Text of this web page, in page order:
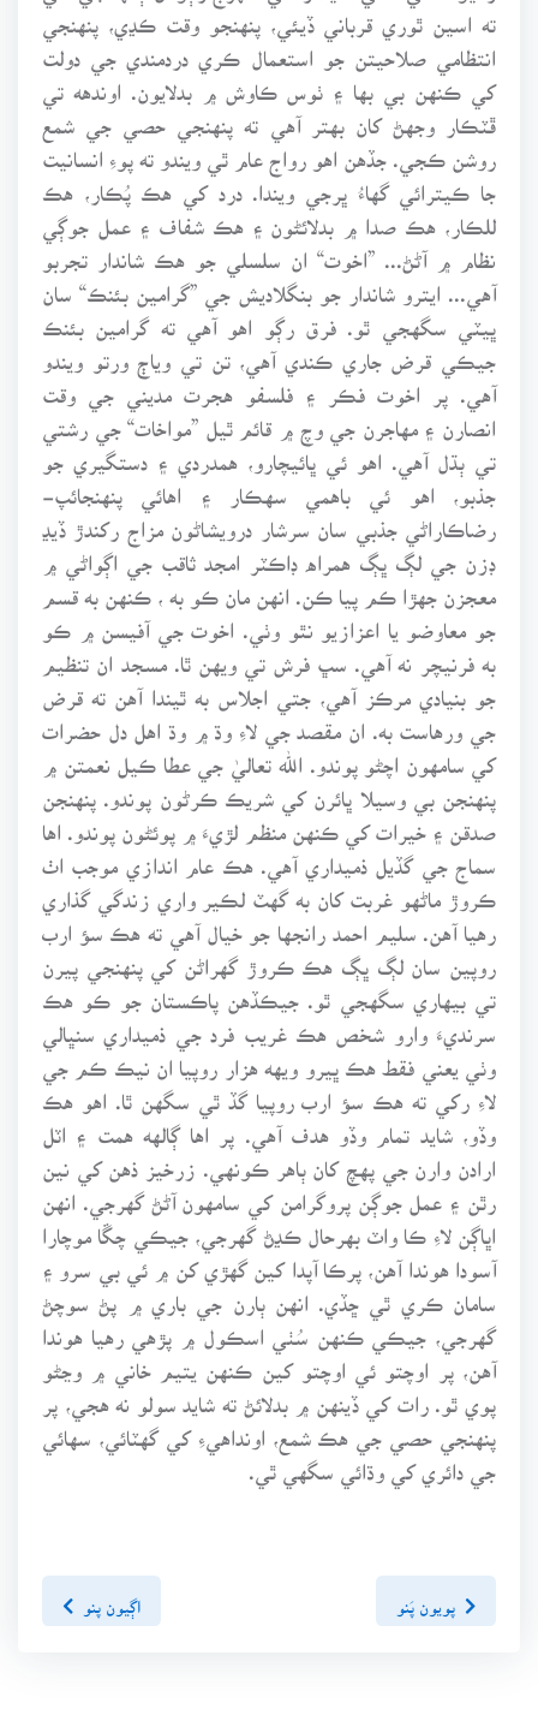
ته اسين ٿوري قرباني ڏيئي، پنهنجو وقت ڪڍي، پنهنجي
انتظامي صلاحيتن جو استعمال ڪري دردمندي جي دولت
کي ڪنهن بي بها ۽ ٺوس ڪاوش ۾ بدلايون. اوندهه تي
ڦٽڪار وجهڻ کان بهتر آهي ته پنهنجي حصي جي شمع
روشن ڪجي. جڏهن اهو رواج عام ٿي ويندو ته پوءِ انسانيت
جا ڪيترائي گهاءُ ڀرجي ويندا. درد کي هڪ پُڪار، هڪ
للڪار، هڪ صدا ۾ بدلائڻون ۽ هڪ شفاف ۽ عمل جوڳي
نظام ۾ آڻڻ... ”اخوت“ ان سلسلي جو هڪ شاندار تجربو
آهي... ايترو شاندار جو بنگلاديش جي ”گرامين بئنڪ“ سان
ڀيٽي سگهجي ٿو. فرق رڳو اهو آهي ته گرامين بئنڪ
جيڪي قرض جاري ڪندي آهي، تن تي وياڄ ورتو ويندو
آهي. پر اخوت فڪر ۽ فلسفو هجرت مديني جي وقت
انصارن ۽ مهاجرن جي وچ ۾ قائم ٿيل ”مواخات“ جي رشتي
تي ٻڌل آهي. اهو ئي ڀائيچارو، همدردي ۽ دستگيري جو
جذبو، اهو ئي باهمي سهڪار ۽ اهائي پنهنجائپ-
رضاڪاراڻي جذبي سان سرشار درويشاڻون مزاج رکندڙ ڏيڍ
ڊزن جي لڳ ڀڳ همراه ڊاڪٽر امجد ثاقب جي اڳواڻي ۾
معجزن جهڙا ڪم پيا ڪن. انهن مان ڪو به ، ڪنهن به قسم
جو معاوضو يا اعزازيو نٿو وٺي. اخوت جي آفيسن ۾ ڪو
به فرنيچر نه آهي. سڀ فرش تي ويهن ٿا. مسجد ان تنظيم
جو بنيادي مرڪز آهي، جتي اجلاس به ٿيندا آهن ته قرض
جي ورهاست به. ان مقصد جي لاءِ وڌ ۾ وڌ اهل دل حضرات
کي سامهون اچڻو پوندو. الله تعاليٰ جي عطا ڪيل نعمتن ۾
پنهنجن بي وسيلا ڀائرن کي شريڪ ڪرڻون پوندو. پنهنجن
صدقن ۽ خيرات کي ڪنهن منظم لڙيءَ ۾ پوئڻون پوندو. اها
سماج جي گڏيل ذميداري آهي. هڪ عام اندازي موجب اٺ
ڪروڙ ماڻهو غربت کان به گهٽ لڪير واري زندگي گذاري
رهيا آهن. سليم احمد رانجها جو خيال آهي ته هڪ سؤ ارب
روپين سان لڳ ڀڳ هڪ ڪروڙ گهراڻن کي پنهنجي پيرن
تي بيهاري سگهجي ٿو. جيڪڏهن پاڪستان جو ڪو هڪ
سرنديءَ وارو شخص هڪ غريب فرد جي ذميداري سنڀالي
وٺي يعني فقط هڪ ڀيرو ويهه هزار روپيا ان نيڪ ڪم جي
لاءِ رکي ته هڪ سؤ ارب روپيا گڏ ٿي سگهن ٿا. اهو هڪ
وڏو، شايد تمام وڏو هدف آهي. پر اها ڳالهه همت ۽ اٽل
ارادن وارن جي پهچ کان ٻاهر ڪونهي. زرخيز ذهن کي نين
رٿن ۽ عمل جوڳن پروگرامن کي سامهون آڻڻ گهرجي. انهن
اڀاڳن لاءِ ڪا واٽ بهرحال ڪڍڻ گهرجي، جيڪي چڱا موچارا
آسودا هوندا آهن، پرڪا آپدا کين گهڙي کن ۾ ئي بي سرو ۽
سامان ڪري ٿي ڇڏي. انهن ٻارن جي باري ۾ پڻ سوچڻ
گهرجي، جيڪي ڪنهن سُٺي اسڪول ۾ پڙهي رهيا هوندا
آهن، پر اوچتو ئي اوچتو کين ڪنهن يتيم خاني ۾ وڃڻو
پوي ٿو. رات کي ڏينهن ۾ بدلائڻ ته شايد سولو نه هجي، پر
پنهنجي حصي جي هڪ شمع، اونداهيءِ کي گهٽائي، سهائي
جي دائري کي وڌائي سگهي ٿي.
پويون پَنو اڳيون پنو